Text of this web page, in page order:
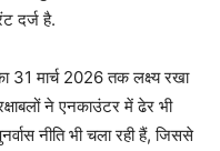
दर्ज है.
मार्च 2026 तक लक्ष्य रखा
ने एनकाउंटर में ढेर भी
नीति भी चला रही हैं, जिससे